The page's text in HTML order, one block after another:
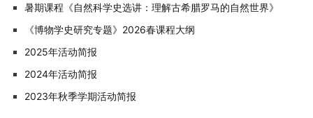
暑期课程《自然科学史选讲：理解古希腊罗马的自然世界》
《博物学史研究专题》2026春课程大纲
2025年活动简报
2024年活动简报
2023年秋季学期活动简报